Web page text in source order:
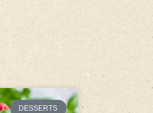
DESSERTS